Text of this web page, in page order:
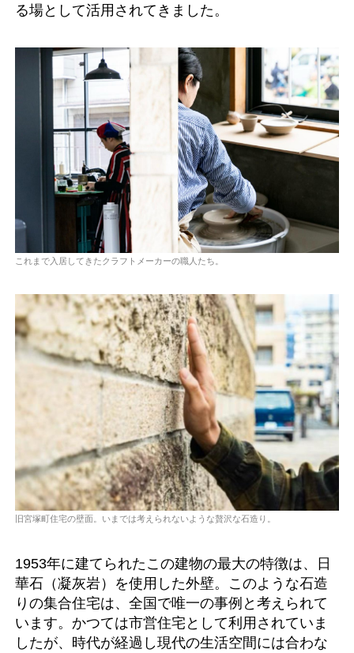
る場として活用されてきました。
これまで入居してきたクラフトメーカーの職人たち。
旧宮塚町住宅の壁面。いまでは考えられないような贅沢な石造り。
1953年に建てられたこの建物の最大の特徴は、日
華石（凝灰岩）を使用した外壁。このような石造
りの集合住宅は、全国で唯一の事例と考えられて
います。かつては市営住宅として利用されていま
したが、時代が経過し現代の生活空間には合わな